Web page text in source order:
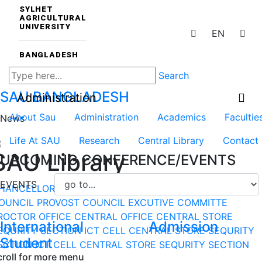
SYLHET
AGRICULTURAL
UNIVERSITY
BANGLADESH
EN
Search
SAUBANGLADESH
About Sau Administration Academics
Life At SAU
Research Central Library Contact
UPCOMING CONFERENCE/EVENTS
EVENTS
International
Student
Admission
Administration
News
Library
VICE-CHANCELLOR
PROVOST COUNCIL EXCUTIVE COMMITTE
OFFICE CENTRAL OFFICE CENTRAL STORE
SECTION ICT CELL CENTRAL STORE SEQURITY
ICT CELL CENTRAL STORE SEQURITY SECTION
for more menu